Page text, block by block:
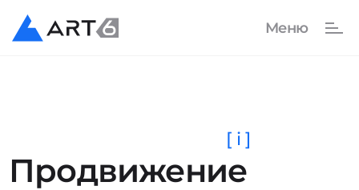
Продвижение
[ i ]